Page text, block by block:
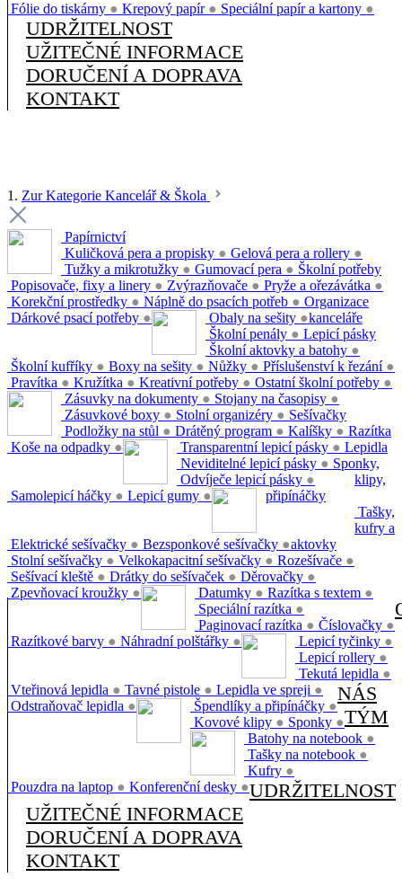
Fólie do tiskárny ● Krepový papír ● Speciální papír a kartony ●
UDRŽITELNOST
UŽITEČNÉ INFORMACE
DORUČENÍ A DOPRAVA
KONTAKT
1. Zur Kategorie Kancelář & Škola
Papírnictví
Kuličková pera a propisky ● Gelová pera a rollery ●
Tužky a mikrotužky ● Gumovací pera ●
Popisovače, fixy a linery ● Zvýrazňovače ● Pryže a ořezávátka ●
Korekční prostředky ● Náplně do psacích potřeb ●
Dárkové psací potřeby ●
Školní potřeby
Obaly na sešity ●
Školní penály ●
Školní aktovky a batohy ●
Školní kufříky ● Boxy na sešity ● Nůžky ● Příslušenství k řezání ●
Pravítka ● Kružítka ● Kreativní potřeby ● Ostatní školní potřeby ●
Organizace
kanceláře
Zásuvky na dokumenty ● Stojany na časopisy ●
Zásuvkové boxy ● Stolní organizéry ●
Podložky na stůl ● Drátěný program ● Kalíšky ●
Koše na odpadky ●
Lepicí pásky
Transparentní lepicí pásky ●
Neviditelné lepicí pásky ●
Odvíječe lepicí pásky ●
Samolepicí háčky ● Lepicí gumy ●
Sešívačky
Elektrické sešívačky ● Bezsponkové sešívačky ●
Stolní sešívačky ● Velkokapacitní sešívačky ● Rozešívače ●
Sešívací kleště ● Drátky do sešívaček ● Děrovačky ●
Zpevňovací kroužky ●
Razítka
Datumky ● Razítka s textem ●
Speciální razítka ●
Paginovací razítka ● Číslovačky ●
Razítkové barvy ● Náhradní polštářky ●
Lepidla
Lepicí tyčinky ●
Lepicí rollery ●
Tekutá lepidla ●
Vteřinová lepidla ● Tavné pistole ● Lepidla ve spreji ●
Odstraňovač lepidla ●
Sponky,
klipy,
připínáčky
Špendlíky a připínáčky ●
Kovové klipy ● Sponky ●
Tašky,
kufry a
aktovky
Batohy na notebook ●
Tašky na notebook ●
Kufry ●
Pouzdra na laptop ● Konferenční desky ●
NÁS
TÝM
UDRŽITELNOST
UŽITEČNÉ INFORMACE
DORUČENÍ A DOPRAVA
KONTAKT